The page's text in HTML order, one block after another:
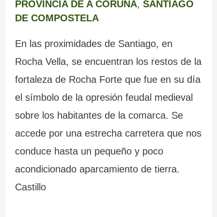
PROVINCIA DE A CORUÑA, SANTIAGO
DE COMPOSTELA
En las proximidades de Santiago, en
Rocha Vella, se encuentran los restos de la
fortaleza de Rocha Forte que fue en su día
el símbolo de la opresión feudal medieval
sobre los habitantes de la comarca. Se
accede por una estrecha carretera que nos
conduce hasta un pequeño y poco
acondicionado aparcamiento de tierra.
Castillo